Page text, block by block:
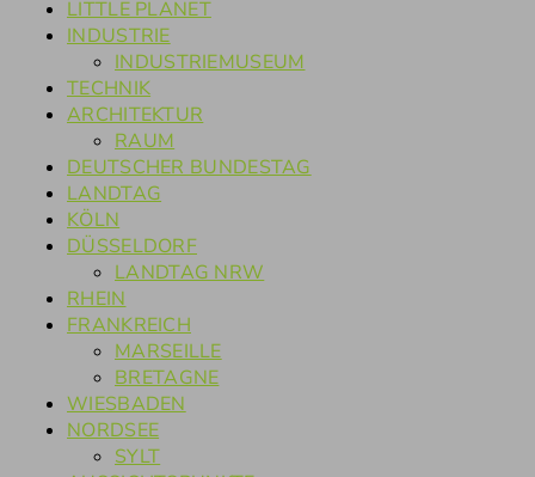
LITTLE PLANET
INDUSTRIE
INDUSTRIEMUSEUM
TECHNIK
ARCHITEKTUR
RAUM
DEUTSCHER BUNDESTAG
LANDTAG
KÖLN
DÜSSELDORF
LANDTAG NRW
RHEIN
FRANKREICH
MARSEILLE
BRETAGNE
WIESBADEN
NORDSEE
SYLT